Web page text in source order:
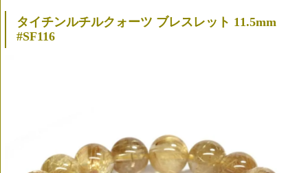
タイチンルチルクォーツ ブレスレット 11.5mm
#SF116